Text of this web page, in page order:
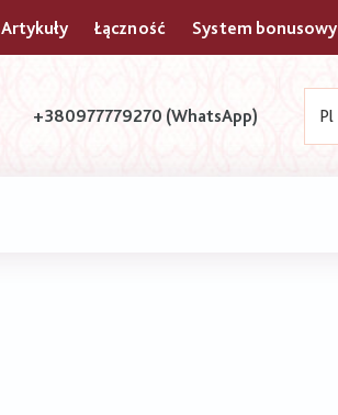
Artykuły Łączność System bonusowy
+380977779270 (WhatsApp) Pl